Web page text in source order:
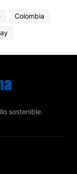
Colombia
sostenible.